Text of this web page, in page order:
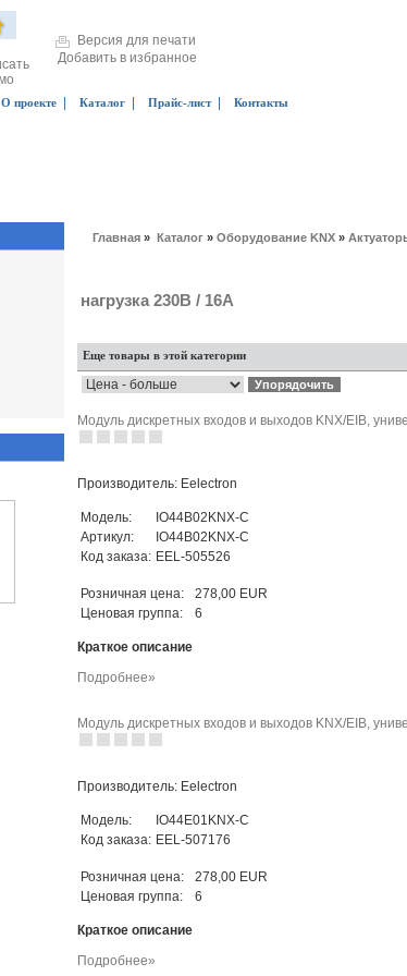
Версия для печати
Добавить в избранное
О проекте Каталог Прайс-лист| Контакты
Главная » Каталог » Оборудование KNX »
нагрузка 230В / 16А
Еще товары в этой категории
Модуль дискретных входов и выходов KNX/EIB,
Производитель: Eelectron
Модель:
IO44B02KNX-C
Артикул:
IO44B02KNX-C
Код заказа: EEL-505526
Розничная цена:
278,00 EUR
Ценовая группа:
6
Краткое описание
Подробнее»
Модуль дискретных входов и выходов KNX/EIB,
Производитель: Eelectron
Модель:
IO44E01KNX-C
Код заказа: EEL-507176
Розничная цена:
278,00 EUR
Ценовая группа:
6
Краткое описание
Подробнее»